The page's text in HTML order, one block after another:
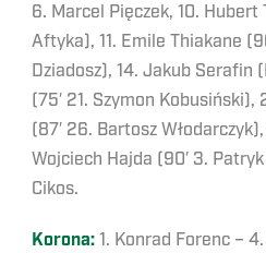
6. Marcel Pięczek, 10. Hubert
Aftyka), 11. Emile Thiakane
Dziadosz), 14. Jakub Serafin
(75′ 21. Szymon Kobusiński),
(87′ 26. Bartosz
Wojciech Hajda (90′ 3.
Cikos.
Korona: 1. Konrad Forenc –